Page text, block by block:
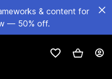
& content for
— 50% off.